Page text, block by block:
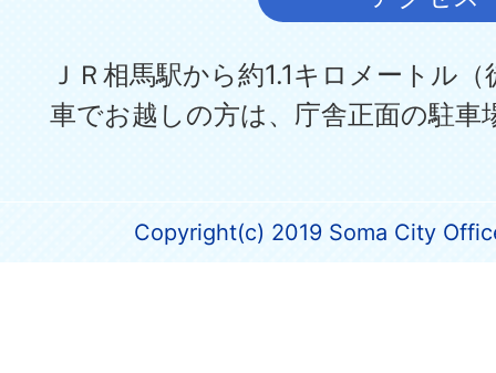
ＪＲ相馬駅から約1.1キロメートル
車でお越しの方は、庁舎正面の駐車
Copyright(c) 2019 Soma City